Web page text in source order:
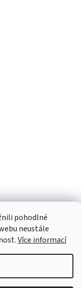
pohodlné
neustále
Více informací